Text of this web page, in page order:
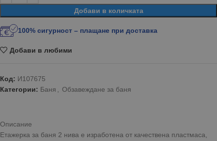
Добави в количката
100% сигурност – плащане при доставка
Добави в любими
Код: И107675
Категории: Баня Обзавеждане за баня
Описание
Етажерка за баня 2 нива е изработена от качествена пластмаса,